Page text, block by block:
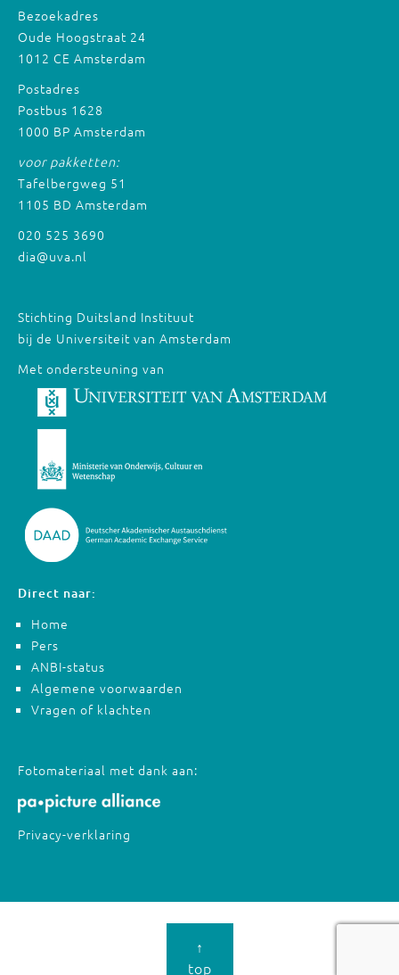
Bezoekadres
Oude Hoogstraat 24
1012 CE Amsterdam
Postadres
Postbus 1628
1000 BP Amsterdam
voor pakketten:
Tafelbergweg 51
1105 BD Amsterdam
020 525 3690
dia@uva.nl
Stichting Duitsland Instituut
bij de Universiteit van Amsterdam
Met ondersteuning van
Direct naar:
Home
Pers
ANBI-status
Algemene voorwaarden
Vragen of klachten
Fotomateriaal met dank aan:
Privacy-verklaring
↑
top